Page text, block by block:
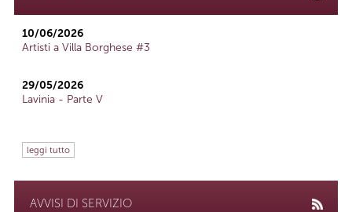
10/06/2026
Artisti a Villa Borghese #3
29/05/2026
Lavinia - Parte V
leggi tutto
AVVISI DI SERVIZIO